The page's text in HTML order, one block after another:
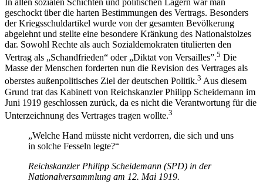
In allen sozialen Schichten und politischen Lagern war man
geschockt über die harten Bestimmungen des Vertrags. Besonders
der Kriegsschuldartikel wurde von der gesamten Bevölkerung
abgelehnt und stellte eine besondere Kränkung des Nationalstolzes
dar. Sowohl Rechte als auch Sozialdemokraten titulierten den
Vertrag als „Schandfrieden“ oder „Diktat von Versailles”.5 Die
Masse der Menschen forderten nun die Revision des Vertrages als
oberstes außenpolitisches Ziel der deutschen Politik.3 Aus diesem
Grund trat das Kabinett von Reichskanzler Philipp Scheidemann im
Juni 1919 geschlossen zurück, da es nicht die Verantwortung für die
Unterzeichnung des Vertrages tragen wollte.3
„Welche Hand müsste nicht verdorren, die sich und uns
in solche Fesseln legte?“
Reichskanzler Philipp Scheidemann (SPD) in der
Nationalversammlung am 12. Mai 1919.